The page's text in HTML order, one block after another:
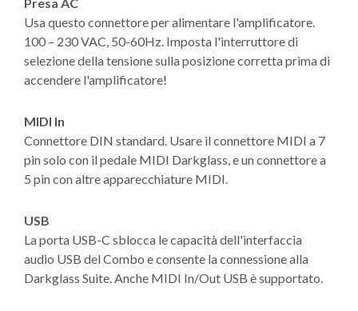
Presa AC
Usa questo connettore per alimentare l'amplificatore.
100 – 230 VAC, 50-60Hz. Imposta l'interruttore di
selezione della tensione sulla posizione corretta prima di
accendere l'amplificatore!
MIDI In
Connettore DIN standard. Usare il connettore MIDI a 7
pin solo con il pedale MIDI Darkglass, e un connettore a
5 pin con altre apparecchiature MIDI.
USB
La porta USB-C sblocca le capacità dell'interfaccia
audio USB del Combo e consente la connessione alla
Darkglass Suite. Anche MIDI In/Out USB è supportato.